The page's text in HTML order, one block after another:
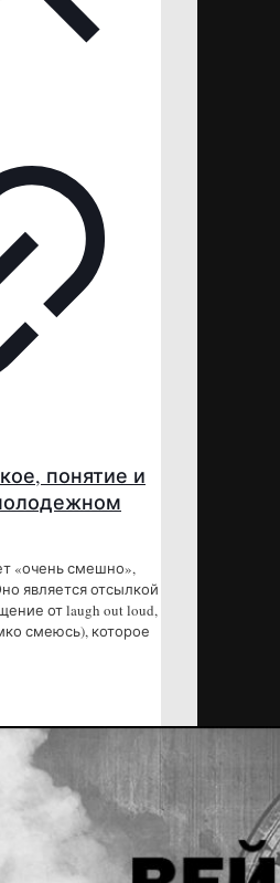
понятие и
«очень смешно»,
является отсылкой
от laugh out loud,
смеюсь), которое